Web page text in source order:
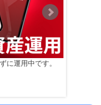
に運用中です。